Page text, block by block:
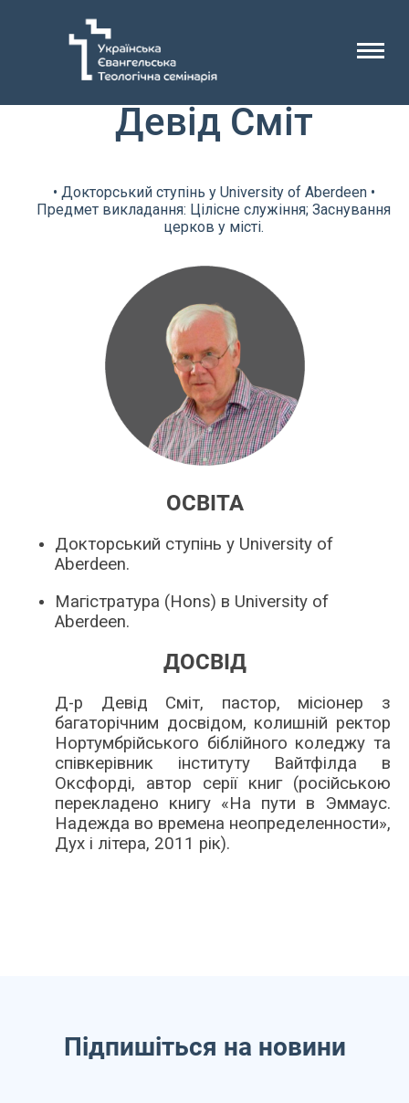
Девід Сміт
• Докторський ступінь у University of Aberdeen •
Предмет викладання: Цілісне служіння; Заснування
церков у місті.
ОСВІТА
Докторський ступінь у University of
Aberdeen.
Магістратура (Hons) в University of
Aberdeen.
ДОСВІД
Д-р Девід Сміт, пастор, місіонер з
багаторічним досвідом, колишній ректор
Нортумбрійського біблійного коледжу та
співкерівник інституту Вайтфілда в
Оксфорді, автор серії книг (російською
перекладено книгу «На пути в Эммаус.
Надежда во времена неопределенности»,
Дух і літера, 2011 рік).
Підпишіться на новини